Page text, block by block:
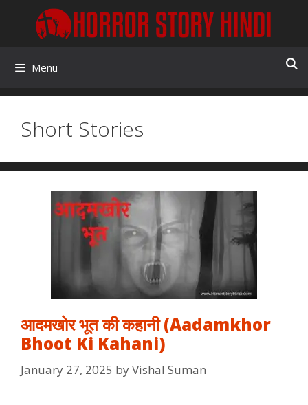
content
Menu
Short Stories
आदमखोर भूत की कहानी (Aadamkhor
Bhoot Ki Kahani)
January 27, 2025 byVishal Suman